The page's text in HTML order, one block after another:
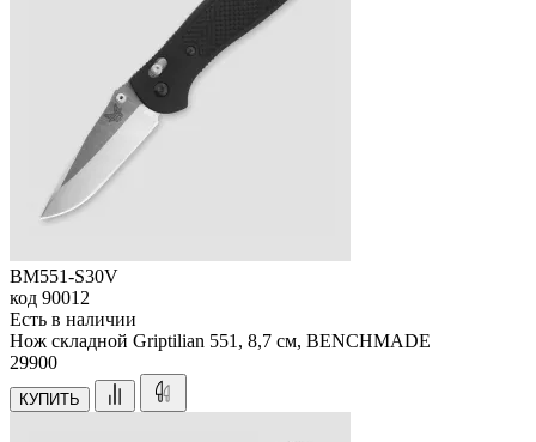
BM551-S30V
код 90012
Есть в наличии
Нож складной Griptilian 551, 8,7 см, BENCHMADE
29900
КУПИТЬ